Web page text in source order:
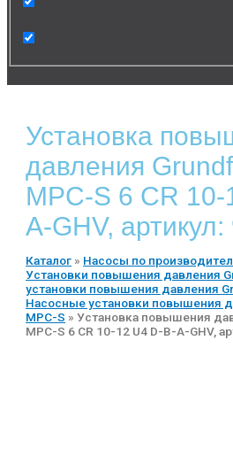
Установка
давления
MPC-S 6 CR
A-GHV,
Каталог » Насосы по
Установки повышения давления
установки повышения давления
Насосные установки повышения
MPC-S »Установка повышения
MPC-S 6 CR 10-12 U4 D-B-A-GHV,